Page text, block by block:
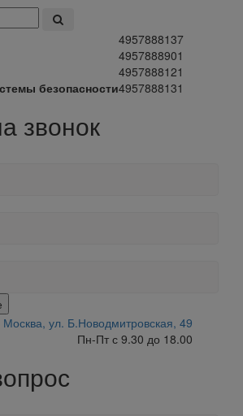
4957888137
4957888901
4957888121
безопасности4957888131
звонок
Москва, ул. Б.Новодмитровская, 49
Пн-Пт с 9.30 до 18.00